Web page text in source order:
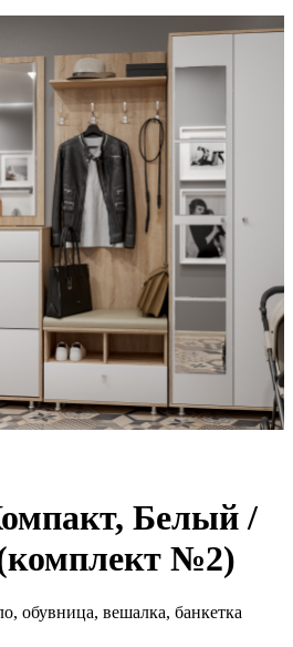
Белый /
№2)
обувница, вешалка, банкетка